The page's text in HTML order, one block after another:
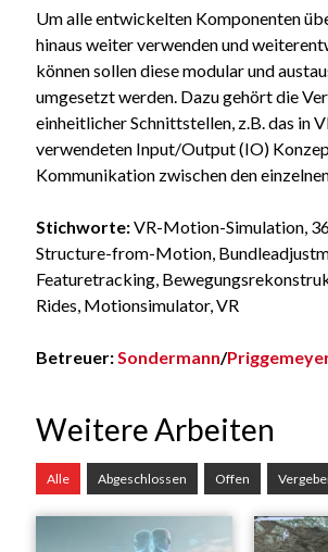
Um alle entwickelten Komponenten
hinaus weiter verwenden und
können sollen diese modular und
umgesetzt werden. Dazu gehört die
einheitlicher Schnittstellen, z.B. das in
verwendeten Input/Output (IO)
Kommunikation zwischen den
Stichworte:VR-Motion-Simulation,
Structure-from-Motion,
Featuretracking,
Rides, Motionsimulator, VR
Betreuer:Sondermann/
Weitere Arbeiten
Alle Abgeschlossen Offen